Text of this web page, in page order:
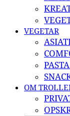
VEGETAR
OM